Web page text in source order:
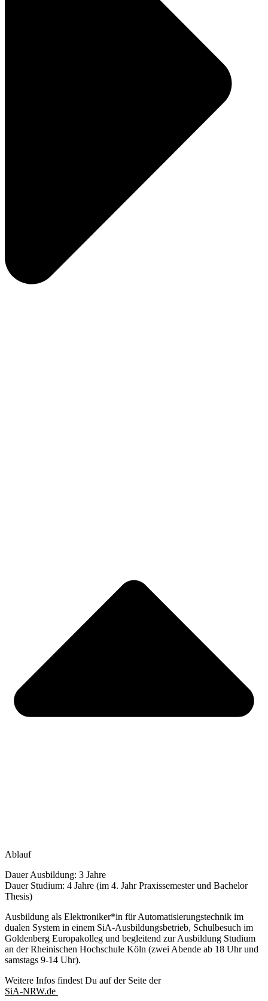
Ablauf
Dauer Ausbildung: 3 Jahre
Dauer Studium: 4 Jahre (im 4. Jahr Praxissemester und Bachelor
Thesis)
Ausbildung als Elektroniker*in für Automatisierungstechnik im
dualen System in einem SiA-Ausbildungsbetrieb, Schulbesuch im
Goldenberg Europakolleg und begleitend zur Ausbildung Studium
an der Rheinischen Hochschule Köln (zwei Abende ab 18 Uhr und
samstags 9-14 Uhr).
Weitere Infos findest Du auf der Seite der
SiA-NRW.de